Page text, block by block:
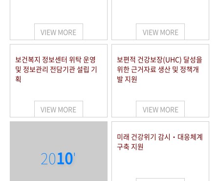
VIEW MORE VIEW MORE
보건복지 정보센터 위탁 운영
및 정보관리 전담기관 설립 기
획
VIEW MORE
보편적 건강보장(UHC) 달성을
위한 근거자료 생산 및 정책개
발 지원
VIEW MORE
2010'
미래 건강위기 감시‧대응체계
구축 지원